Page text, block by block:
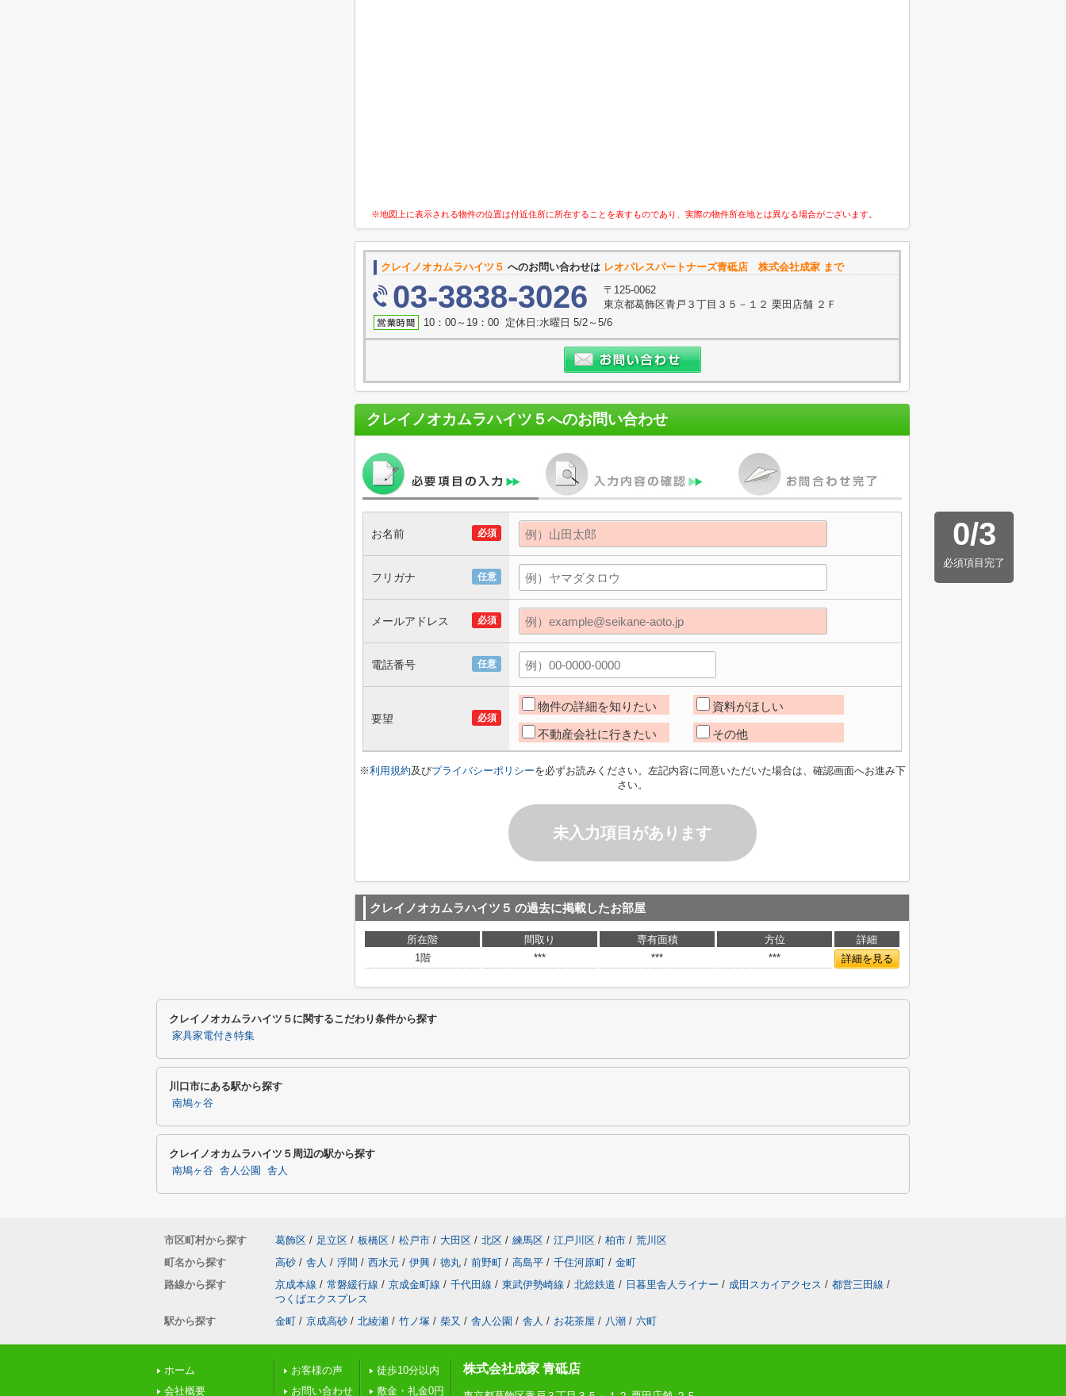
※地図上に表示される物件の位置は付近住所に所在することを表すものであり、実際の物件所在地とは異なる場合がございます。
クレイノオカムラハイツ５ へのお問い合わせは レオパレスパートナーズ青砥店 株式会社成家 まで
03-3838-3026
〒125-0062
東京都葛飾区青戸３丁目３５－１２ 栗田店舗 ２Ｆ
10：00～19：00 定休日:水曜日 5/2～5/6
クレイノオカムラハイツ５へのお問い合わせ
0/3
必須項目完了
必須
お名前
任意
フリガナ
必須
メールアドレス
任意
電話番号
必須
要望
物件の詳細を知りたい 資料がほしい
不動産会社に行きたい その他
※利用規約及びプライバシーポリシーを必ずお読みください。左記内容に同意いただいた場合は、確認画面へお進み下
さい。
未入力項目があります
クレイノオカムラハイツ５ の過去に掲載したお部屋
所在階 間取り 専有面積 方位
詳細
1階
*** *** *** 詳細を見る
クレイノオカムラハイツ５に関するこだわり条件から探す
家具家電付き特集
川口市にある駅から探す
南鳩ヶ谷
クレイノオカムラハイツ５周辺の駅から探す
南鳩ヶ谷 舎人公園 舎人
市区町村から探す 葛飾区 / 足立区 / 板橋区 / 松戸市 / 大田区 / 北区 / 練馬区 / 江戸川区 / 柏市 / 荒川区
町名から探す
高砂 / 舎人 / 浮間 / 西水元 / 伊興 / 徳丸 / 前野町 / 高島平 / 千住河原町 / 金町
路線から探す
京成本線 / 常磐緩行線 / 京成金町線 / 千代田線 / 東武伊勢崎線 / 北総鉄道 / 日暮里舎人ライナー / 成田スカイアクセス / 都営三田線 /
つくばエクスプレス
駅から探す
金町 / 京成高砂 / 北綾瀬 / 竹ノ塚 / 柴又 / 舎人公園 / 舎人 / お花茶屋 / 八潮 / 六町
ホーム
会社概要
お客様の声
お問い合わせ
徒歩10分以内
敷金・礼金0円
株式会社成家 青砥店